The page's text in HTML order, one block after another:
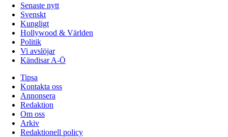
Senaste nytt
Svenskt
Kungligt
Hollywood & Världen
Politik
Vi avslöjar
Kändisar A-Ö
Tipsa
Kontakta oss
Annonsera
Redaktion
Om oss
Arkiv
Redaktionell policy